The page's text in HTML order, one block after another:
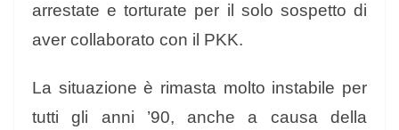
arrestate e torturate per il solo sospetto di
aver collaborato con il PKK.
La situazione è rimasta molto instabile per
tutti gli anni ’90, anche a causa della